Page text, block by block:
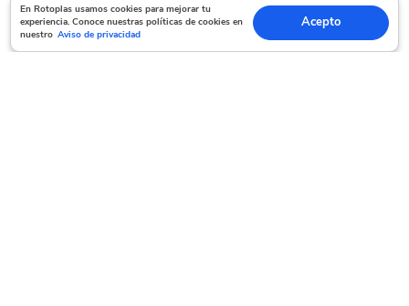
En Rotoplas usamos cookies para mejorar tu experiencia. Conoce nuestras políticas
de cookies en nuestro Aviso de privacidad Acepto
En Rotoplas usamos cookies para mejorar tu
experiencia. Conoce nuestras políticas de cookies en
nuestro Aviso de privacidad
Acepto